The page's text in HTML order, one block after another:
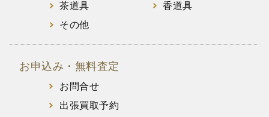
茶道具
香道具
その他
お申込み・無料査定
お問合せ
出張買取予約